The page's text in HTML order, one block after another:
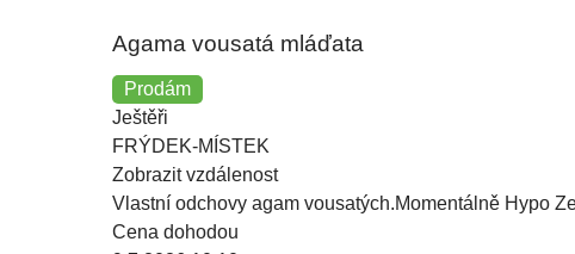
Agama vousatá mláďata
Prodám
Ještěři
FRÝDEK-MÍSTEK
Zobrazit vzdálenost
Vlastní odchovy agam vousatých.Momentálně Hypo
Cena dohodou